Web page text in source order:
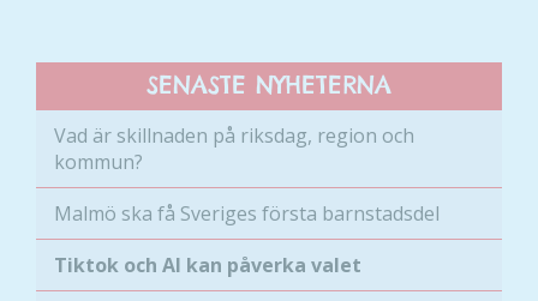
SENASTE NYHETERNA
Vad är skillnaden på riksdag, region och
kommun?
Malmö ska få Sveriges första barnstadsdel
Tiktok och AI kan påverka valet